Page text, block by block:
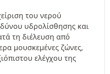
του νερού
υδρολίσθησης και
τη διέλευση από
μουσκεμένες ζώνες,
ελέγχου της